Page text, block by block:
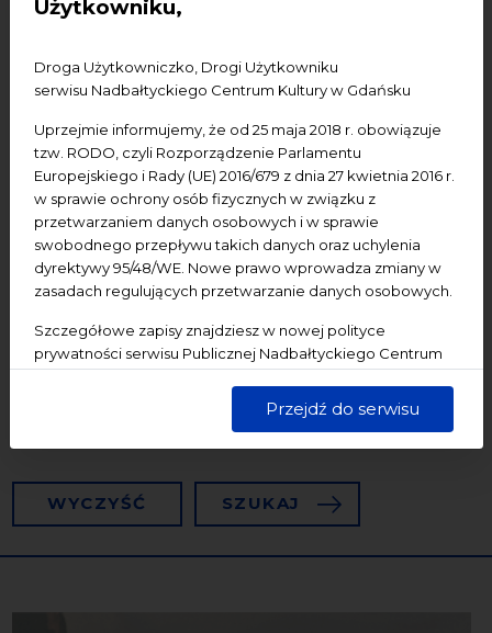
Użytkowniku,
Droga Użytkowniczko, Drogi Użytkowniku
serwisu Nadbałtyckiego Centrum Kultury w Gdańsku
Uprzejmie informujemy, że od 25 maja 2018 r. obowiązuje
tzw. RODO, czyli Rozporządzenie Parlamentu
Europejskiego i Rady (UE) 2016/679 z dnia 27 kwietnia 2016 r.
w sprawie ochrony osób fizycznych w związku z
przetwarzaniem danych osobowych i w sprawie
swobodnego przepływu takich danych oraz uchylenia
dyrektywy 95/48/WE. Nowe prawo wprowadza zmiany w
zasadach regulujących przetwarzanie danych osobowych.
Szczegółowe zapisy znajdziesz w nowej polityce
prywatności serwisu Publicznej Nadbałtyckiego Centrum
dane są przetwarzane w sposób bezpieczny, z należytą
starannością i zgodnie z obowiązującymi przepisami.
Przejdź do serwisu
Konferencje
oświadczenie
Podcast Pomerania
Warsztaty
wydarzenia bezpłatne
wydarzenia płatne
wydarzenie dostępne
Wydarzenie zewnętrzne
Wykład
Spotkania
Koncerty Wystawy Edukacja
Data początkowa
Data końcowa
Termin:
-Wszystkie- Dzisiaj Jutro Pojutrze
Następny miesiąc
WYCZYŚĆ SZUKAJ